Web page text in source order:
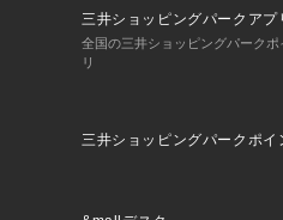
三井ショッピングパークアプ
全国の三井ショッピングパーク
リ
三井ショッピングパークポイ